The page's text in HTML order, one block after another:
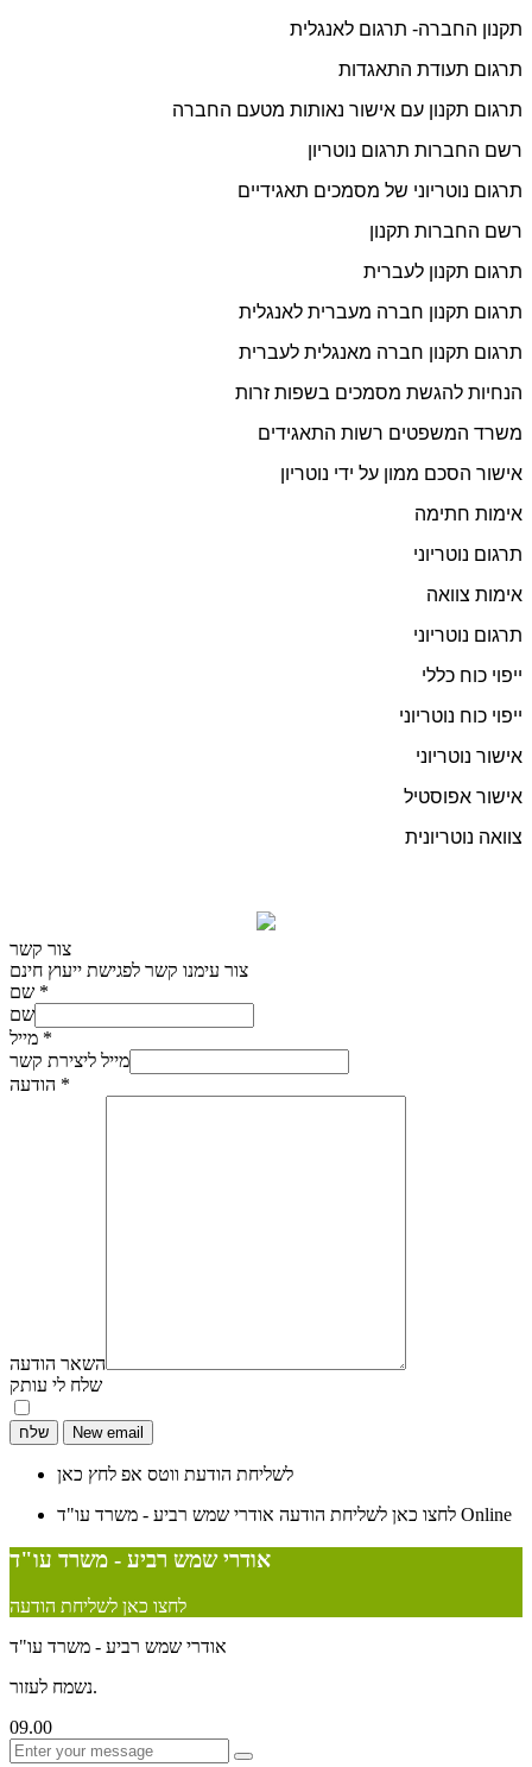
תקנון החברה- תרגום לאנגלית
תרגום תעודת התאגדות
תרגום תקנון עם אישור נאותות מטעם החברה
רשם החברות תרגום נוטריון
תרגום נוטריוני של מסמכים תאגידיים
רשם החברות תקנון
תרגום תקנון לעברית
תרגום תקנון חברה מעברית לאנגלית
תרגום תקנון חברה מאנגלית לעברית
הנחיות להגשת מסמכים בשפות זרות
משרד המשפטים רשות התאגידים
אישור הסכם ממון על ידי נוטריון
אימות חתימה
תרגום נוטריוני
אימות צוואה
תרגום נוטריוני
ייפוי כוח כללי
ייפוי כוח נוטריוני
אישור נוטריוני
אישור אפוסטיל
צוואה נוטריונית
צור קשר
צור עימנו קשר לפגישת ייעוץ חינם
*
שם
*
מייל ליצירת קשר
*
השאר הודעה
שלח לי עותק
לשליחת הודעת ווטס אפ לחץ כאן
לחצו כאן לשליחת הודעה אודרי שמש רביע - משרד עו"ד Online
אודרי שמש רביע - משרד עו"ד
לחצו כאן לשליחת הודעה
אודרי שמש רביע - משרד עו"ד
נשמח לעזור.
09.00